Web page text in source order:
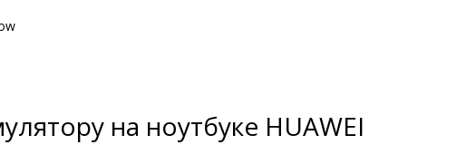
на ноутбуке HUAWEI